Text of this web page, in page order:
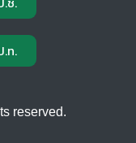
.ท.
reserved.